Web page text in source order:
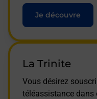
Je découvre
La Trinite
Vous désirez
téléassistance dans